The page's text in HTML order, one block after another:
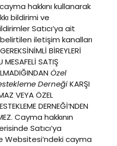
hakkını kullanarak
bildirimi ve
Satıcı’ya ait
iletişim kanalları
BİREYLERİ
MESAFELİ SATIŞ
Özel
DerneğiKARŞI
VEYA ÖZEL
DERNEĞİ‘NDEN
Cayma hakkının
Satıcı’ya
Websitesi’ndeki cayma